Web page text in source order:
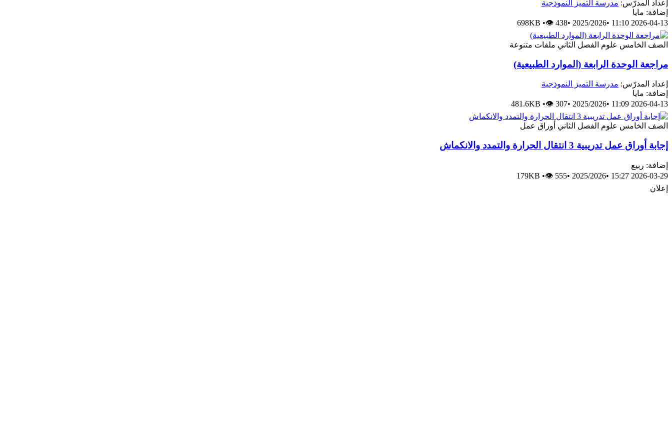
إعداد المدرّس: مدرسة التميز النموذجية
إضافة: مايا
2026-04-13 11:10
•
2025/2026
•
698KB •👁 438
الصف الخامس علوم الفصل الثاني ملفات متنوعة
مراجعة الوحدة الرابعة (الموارد الطبيعية)
إعداد المدرّس: مدرسة التميز النموذجية
إضافة: مايا
2026-04-13 11:09
•
2025/2026
•
481.6KB •👁 307
الصف الخامس علوم الفصل الثاني أوراق عمل
إجابة أوراق عمل تدريبية 3 انتقال الحرارة والتمدد والانكماش
إضافة: ربيع
2026-03-29 15:27
•
2025/2026
•
179KB •👁 555
إعلان